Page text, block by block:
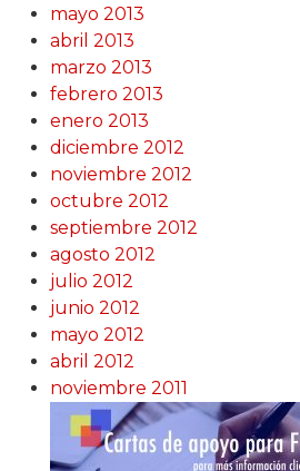
mayo 2013
abril 2013
marzo 2013
febrero 2013
enero 2013
diciembre 2012
noviembre 2012
octubre 2012
septiembre 2012
agosto 2012
julio 2012
junio 2012
mayo 2012
abril 2012
noviembre 2011